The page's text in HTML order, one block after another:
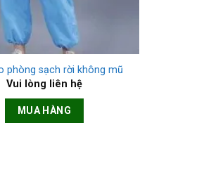
phòng sạch rời không mũ
Vui lòng liên hệ
MUA HÀNG